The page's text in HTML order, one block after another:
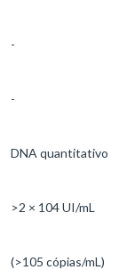
-
-
DNA quantitativo
>2 × 104 UI/mL
(>105 cópias/mL)